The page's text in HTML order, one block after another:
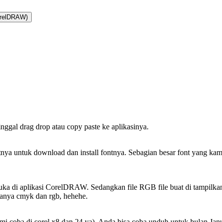
drag drop atau copy paste ke aplikasinya.
untuk download dan install fontnya. Sebagian besar font yang
di aplikasi CorelDRAW. Sedangkan file RGB file buat di
cmyk dan rgb, hehehe.